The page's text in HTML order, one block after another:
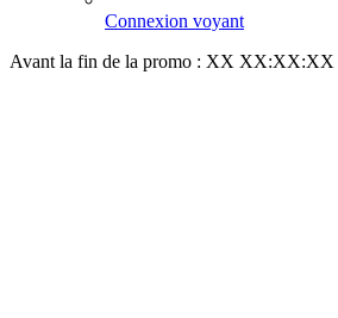
Connexion voyant
Avant la fin de la promo : XX XX:XX:XX